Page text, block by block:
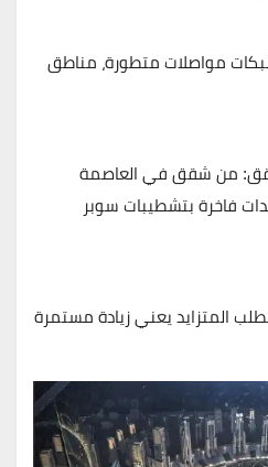
مواصلات متطورة، مناطق
: من شقق في العاصمة
فاخرة بتشطيبات سوبر
المتزايد يعني زيادة مستمرة